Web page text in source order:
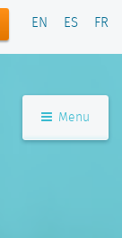
EN ES FR
Menu